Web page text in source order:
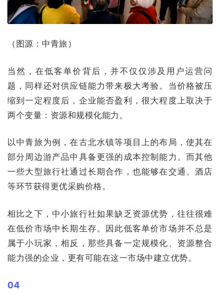
（图源：中青旅）
当然，在低客单价背后，并不仅仅涉及用户运营问
题，同样还对供应链能力带来极大考验。当价格被压
缩到一定程度后，企业能否盈利，很大程度上取决于
两个变量：资源和规模化能力。
以中青旅为例，在古北水镇等项目上的布局，使其在
部分周边游产品中具备更强的成本控制能力。而其他
一些大型旅行社通过长期合作，也能够在交通、酒店
等环节获得更优采购价格。
相比之下，中小旅行社如果缺乏资源优势，往往很难
在低价市场中长期生存。因此低客单价市场并不总是
属于小玩家，相反，那些具备一定规模化、资源整合
能力强的企业，更有可能在这一市场中建立优势。
04